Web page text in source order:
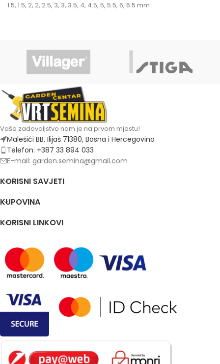
1.5, 1.5, 2, 2, 2.5, 3, 3, 3.5, 4, 4.5, 5, 5.5, 6, 6.5 mm
Vaše zadovoljstvo nam je na prvom mjestu!
Malešići BB, Ilijaš 71380, Bosna i Hercegovina
Telefon: +387 33 894 033
E-mail: garden.semina@gmail.com
KORISNI SAVJETI
KUPOVINA
KORISNI LINKOVI